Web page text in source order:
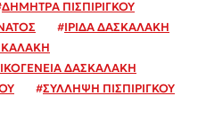
ΔΗΜΗΤΡΑ ΠΙΣΠΙΡΙΓΚΟΥ
#ΙΡΙΔΑ ΔΑΣΚΑΛΑΚΗ
ΔΑΣΚΑΛΑΚΗ
#ΣΥΛΛΗΨΗ ΠΙΣΠΙΡΙΓΚΟΥ